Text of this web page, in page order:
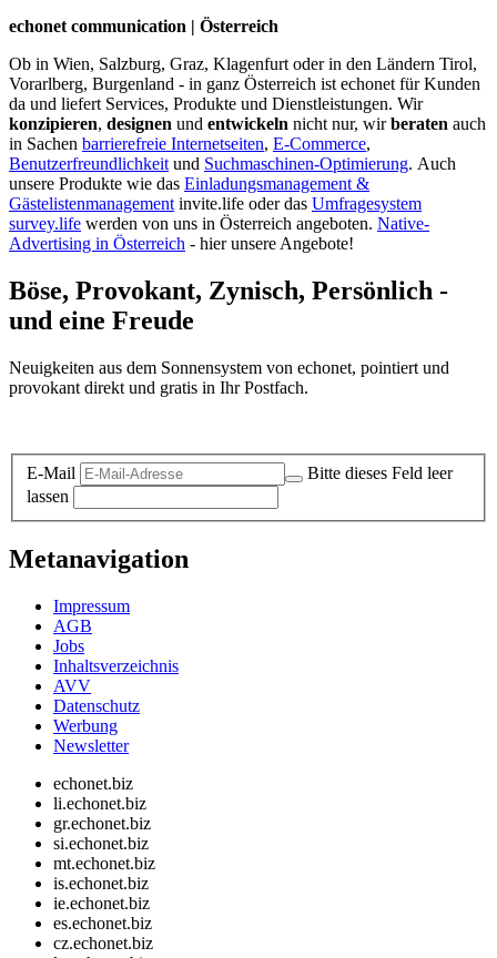
echonet communication | Österreich
Ob in Wien, Salzburg, Graz, Klagenfurt oder in den Ländern Tirol,
Vorarlberg, Burgenland - in ganz Österreich ist echonet für Kunden
da und liefert Services, Produkte und Dienstleistungen. Wir
konzipieren, designen und entwickeln nicht nur, wirberaten auch
in Sachen barrierefreie Internetseiten, E-Commerce,
Benutzerfreundlichkeitund Suchmaschinen-Optimierung. Auch
unsere Produkte wie das Einladungsmanagement &
Gästelistenmanagementinvite.life oder das Umfragesystem
survey.life werden von uns in Österreich angeboten. Native-
Advertising in Österreich - hier unsere Angebote!
Böse, Provokant, Zynisch, Persönlich -
und eine Freude
Neuigkeiten aus dem Sonnensystem von echonet, pointiert und
provokant direkt und gratis in Ihr Postfach.
E-Mail
Bitte dieses Feld leer
lassen
Metanavigation
Impressum
AGB
Jobs
Inhaltsverzeichnis
AVV
Datenschutz
Werbung
Newsletter
echonet.biz
li.echonet.biz
gr.echonet.biz
si.echonet.biz
mt.echonet.biz
is.echonet.biz
ie.echonet.biz
es.echonet.biz
cz.echonet.biz